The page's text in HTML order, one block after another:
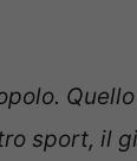
sport, il